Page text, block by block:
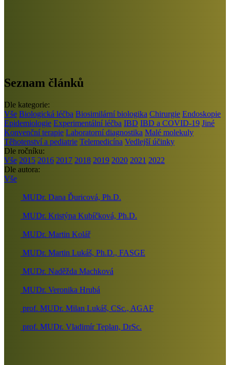
Seznam článků
Dle kategorie:
Vše Biologická léčba Biosimilární biologika Chirurgie Endoskopie
Epidemiologie Experimentální léčba IBD IBD a COVID-19 Jiné
Konvenční terapie Laboratorní diagnostika Malé molekuly
Těhotenství a pediatrie Telemedicína Vedlejší účinky
Dle ročníku:
Vše 2015 2016 2017 2018 2019 2020 2021 2022
Dle autora:
Vše
MUDr. Dana Ďuricová, Ph.D.
MUDr. Kristýna Kubíčková, Ph.D.
MUDr. Martin Kolář
MUDr. Martin Lukáš, Ph.D., FASGE
MUDr. Naděžda Machková
MUDr. Veronika Hrubá
prof. MUDr. Milan Lukáš, CSc., AGAF
prof. MUDr. Vladimír Teplan, DrSc.